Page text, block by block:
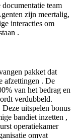
team
zijn meertalig,
interacties om
.
pakket dat
afzettingen . De
van het bedrag en
verdubbeld.
uitspelen bonus
bandiet inzetten ,
operatiekamer
omvat